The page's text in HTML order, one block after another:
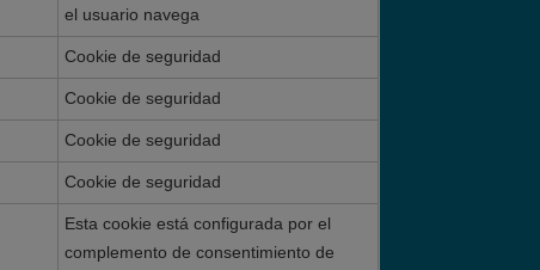
el usuario navega
Cookie de seguridad
Cookie de seguridad
Cookie de seguridad
Cookie de seguridad
Esta cookie está configurada por el
complemento de consentimiento de